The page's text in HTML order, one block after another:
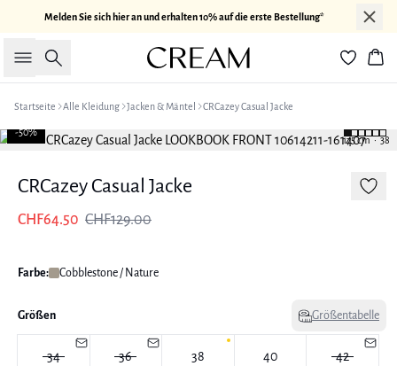
Melden Sie sich hier an und erhalten 10% auf die erste Bestellung*
Suche
Startseite Alle Kleidung Jacken & Mäntel CRCazey Casual Jacke
175 cm • 38
-50%
CRCazey Casual Jacke
CHF64.50 CHF129.00
Farbe: Cobblestone / Nature
Größen Größentabelle
34 36 38 40 42